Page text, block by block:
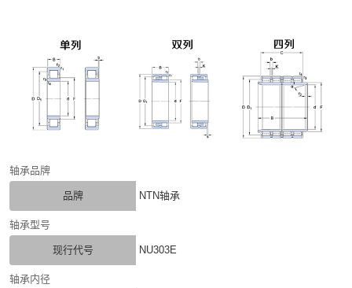
轴承品牌
品牌 NTN轴承
轴承型号
现行代号 NU303E
轴承内径